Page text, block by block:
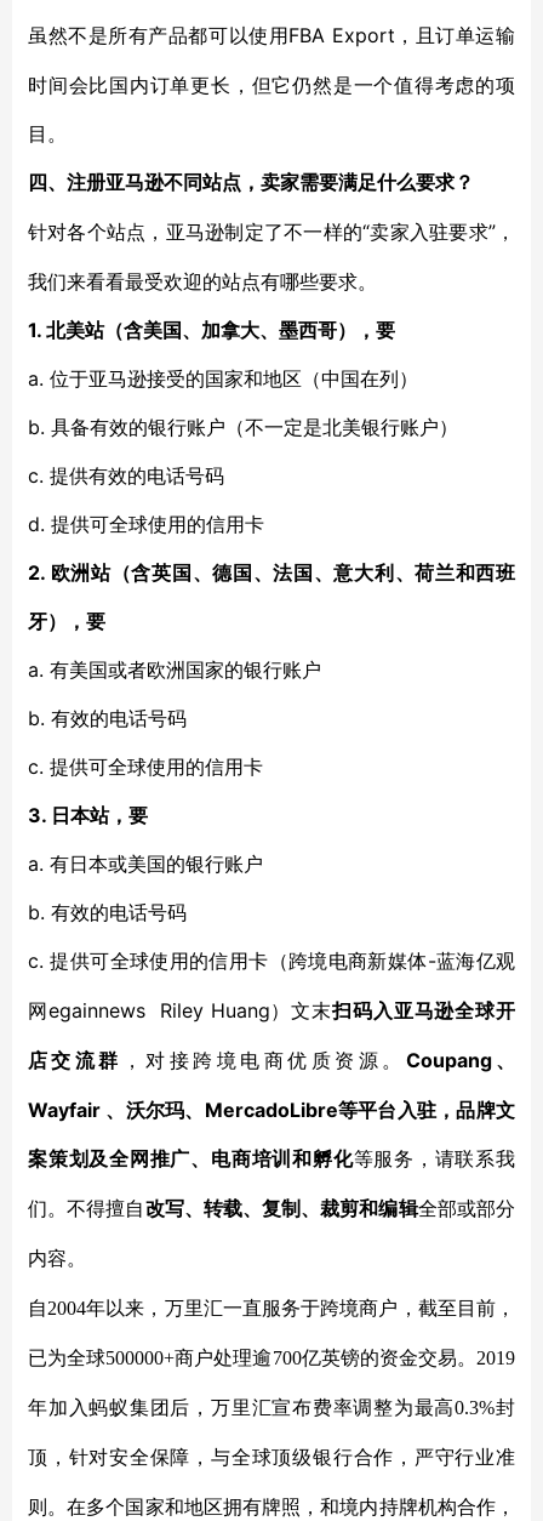
虽然不是所有产品都可以使用 FBA Export，且订单运输
时间会比国内订单更长，但它仍然是一个值得考虑的项
目。
四、注册亚马逊不同站点，卖家需要满足什么要求？
针对各个站点，亚马逊制定了不一样的“卖家入驻要求”，
我们来看看最受欢迎的站点有哪些要求。
1. 北美站（含美国、加拿大、墨西哥），要
a. 位于亚马逊接受的国家和地区（中国在列）
b. 具备有效的银行账户（不一定是北美银行账户）
c. 提供有效的电话号码
d. 提供可全球使用的信用卡
2. 欧洲站（含英国、德国、法国、意大利、荷兰和西班
牙），要
a. 有美国或者欧洲国家的银行账户
b. 有效的电话号码
c. 提供可全球使用的信用卡
3. 日本站，要
a. 有日本或美国的银行账户
b. 有效的电话号码
c. 提供可全球使用的信用卡 （跨境电商新媒体-蓝海亿观
网egainnews Riley Huang）文末扫码入亚马逊全球开
店交流群 ，对接跨境电商优质资源。 Coupang、
Wayfair 、沃尔玛、MercadoLibre等平台入驻，品牌文
案策划及全网推广、电商培训和孵化等服务， 请联系我
们。不得擅自改写、转载、复制、裁剪和编辑全部或部分
内容。
自2004年以来，万里汇一直服务于跨境商户，截至目前，
已为全球500000+商户处理逾700亿英镑的资金交易。2019
年加入蚂蚁集团后，万里汇宣布费率调整为最高0.3%封
顶，针对安全保障，与全球顶级银行合作，严守行业准
则。在多个国家和地区拥有牌照，和境内持牌机构合作，